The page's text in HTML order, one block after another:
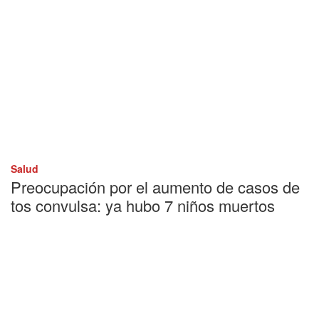
Salud
Preocupación por el aumento de casos de
tos convulsa: ya hubo 7 niños muertos